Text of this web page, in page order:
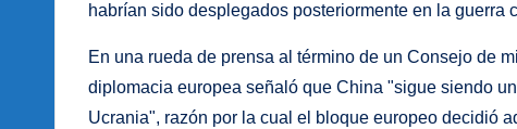
habrían sido desplegados posteriormente en la guerra
En una rueda de prensa al término de un Consejo de
diplomacia europea señaló que China "sigue siendo
Ucrania", razón por la cual el bloque europeo decidió